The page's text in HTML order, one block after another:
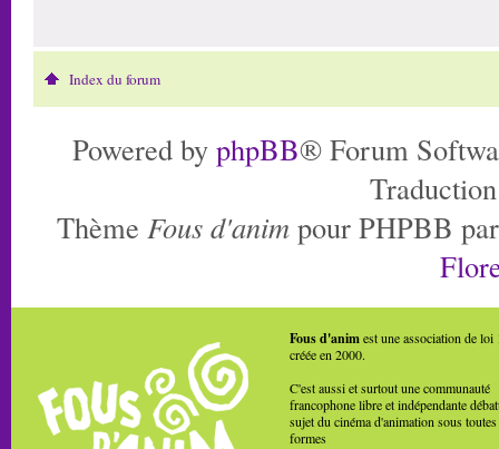
Index du forum
Powered by phpBB® Forum
Thème Fous d'anim pour PHPBB
Fous d'animest une association de loi
créée en 2000.
C'est aussi et surtout une communauté
francophone libre et indépendante
sujet du cinéma d'animation sous toutes
formes